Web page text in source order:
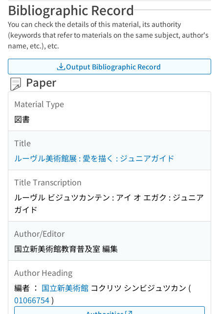
Bibliographic Record
You can check the details of this material, its authority
(keywords that refer to materials on the same subject, author's
name, etc.), etc.
Output Bibliographic Record
Paper
Material Type
図書
Title
ルーヴル美術館展 : 愛を描く : ジュニアガイド
Title Transcription
ルーヴル ビジュツカンテン : アイ オ エガク : ジュニア
ガイド
Author/Editor
国立新美術館教育普及室 編集
Author Heading
編者 ： 国立新美術館 コクリツ シンビジュツカン (
01066754)